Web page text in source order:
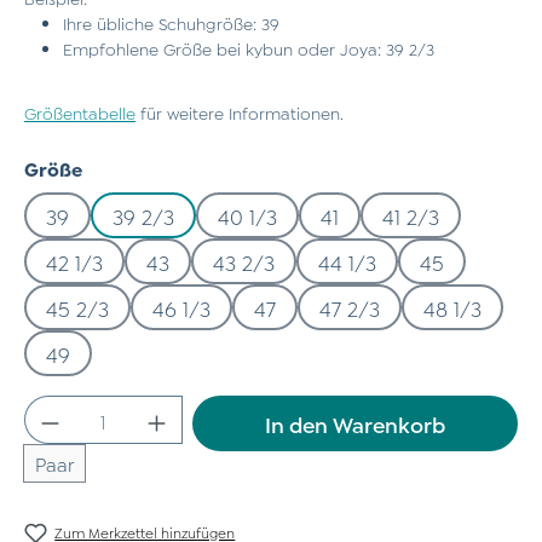
Ihre übliche Schuhgröße: 39
Empfohlene Größe bei kybun oder Joya: 39 2/3
Größentabelle für weitere Informationen.
Größeauswählen
39 39 2/3 40 1/3 41
41 2/3
42 1/3
43 43 2/3 44 1/3
45
45 2/3
46 1/3 47 47 2/3
48 1/3
49
Produkt Anzahl: Gib den gewünschten
Paar
In den Warenkorb
Zum Merkzettel hinzufügen